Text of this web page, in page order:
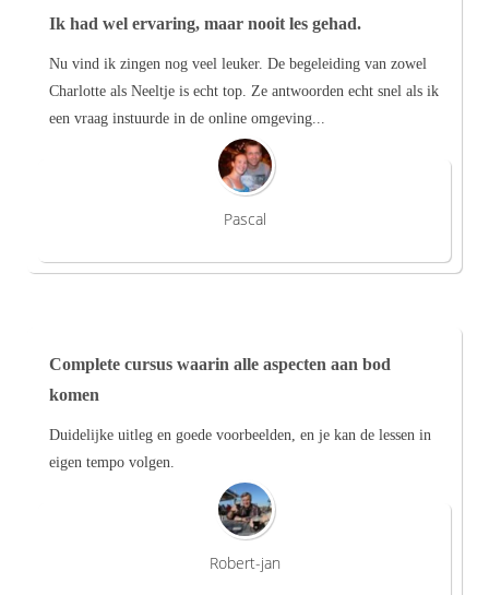
Ik had wel ervaring, maar nooit les gehad.
Nu vind ik zingen nog veel leuker. De begeleiding van zowel
Charlotte als Neeltje is echt top. Ze antwoorden echt snel als ik
een vraag instuurde in de online omgeving...
Pascal
Complete cursus waarin alle aspecten aan bod
komen
Duidelijke uitleg en goede voorbeelden, en je kan de lessen in
eigen tempo volgen.
Robert-jan